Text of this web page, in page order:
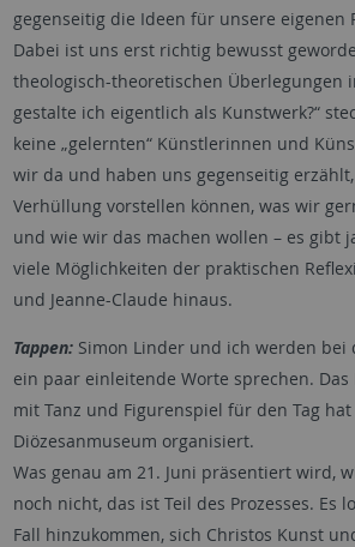
gegenseitig die Ideen für unsere eigenen
Dabei ist uns erst richtig bewusst
theologisch-theoretischen Überlegungen
gestalte ich eigentlich als Kunstwerk?“
keine „gelernten“ Künstlerinnen und
wir da und haben uns gegenseitig
Verhüllung vorstellen können, was wir
und wie wir das machen wollen – es gibt
viele Möglichkeiten der praktischen
und Jeanne-Claude hinaus.
Tappen: Simon Linder und ich werden bei
ein paar einleitende Worte sprechen.
mit Tanz und Figurenspiel für den Tag hat
Diözesanmuseum organisiert.
Was genau am 21. Juni präsentiert wird,
noch nicht, das ist Teil des Prozesses. Es
Fall hinzukommen, sich Christos Kunst